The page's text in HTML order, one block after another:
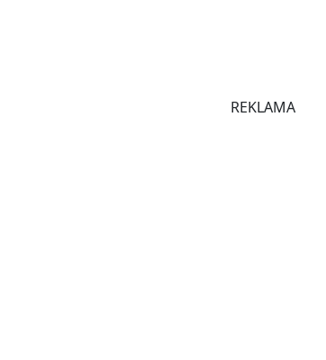
REKLAMA